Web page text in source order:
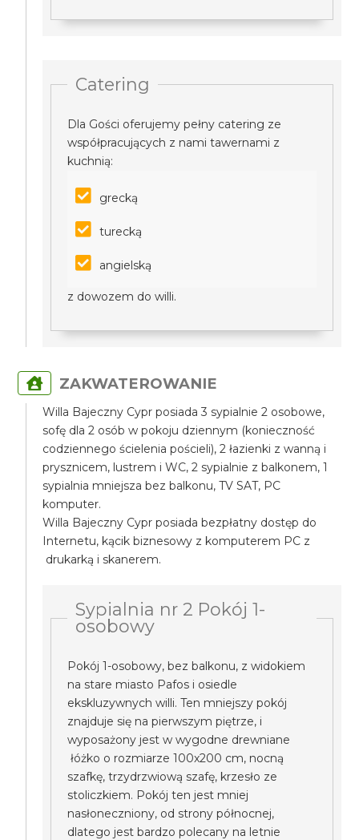
Catering
Dla Gości oferujemy pełny catering ze
współpracujących z nami tawernami z
kuchnią:
grecką
turecką
angielską
z dowozem do willi.
ZAKWATEROWANIE
Willa Bajeczny Cypr posiada 3 sypialnie 2 osobowe,
sofę dla 2 osób w pokoju dziennym (konieczność
codziennego ścielenia pościeli), 2 łazienki z wanną i
prysznicem, lustrem i WC, 2 sypialnie z balkonem, 1
sypialnia mniejsza bez balkonu, TV SAT, PC
komputer.
Willa Bajeczny Cypr posiada bezpłatny dostęp do
Internetu, kącik biznesowy z komputerem PC z
drukarką i skanerem.
Sypialnia nr 2 Pokój 1-
osobowy
Pokój 1-osobowy, bez balkonu, z widokiem
na stare miasto Pafos i osiedle
ekskluzywnych willi. Ten mniejszy pokój
znajduje się na pierwszym piętrze, i
wyposażony jest w wygodne drewniane
łóżko o rozmiarze 100x200 cm, nocną
szafkę, trzydrzwiową szafę, krzesło ze
stoliczkiem. Pokój ten jest mniej
nasłoneczniony, od strony północnej,
dlatego jest bardzo polecany na letnie